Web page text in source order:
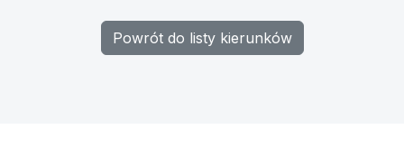
Powrót do listy kierunków